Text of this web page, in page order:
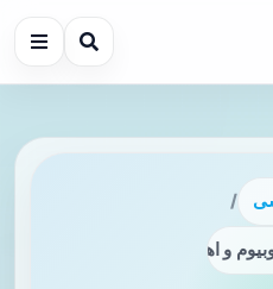
/
و اهمیت بالینی آن در سلامت و